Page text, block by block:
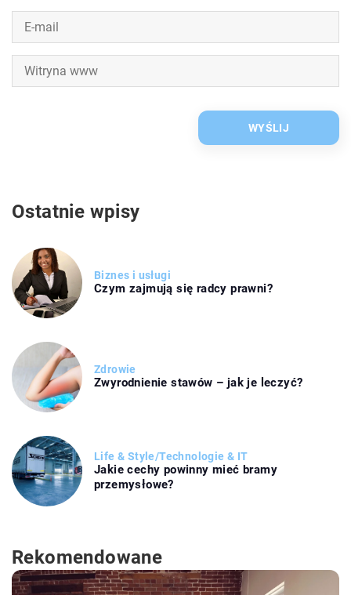
Ostatnie wpisy
Biznes i usługi
Czym zajmują się radcy prawni?
Zdrowie
Zwyrodnienie stawów – jak je leczyć?
Life & Style/Technologie & IT
Jakie cechy powinny mieć bramy
przemysłowe?
Rekomendowane